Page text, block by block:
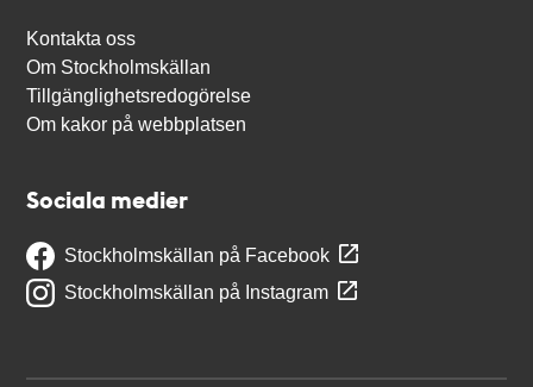
Kontakta oss
Om Stockholmskällan
Tillgänglighetsredogörelse
Om kakor på webbplatsen
Sociala medier
Stockholmskällan på Facebook
Stockholmskällan på Instagram